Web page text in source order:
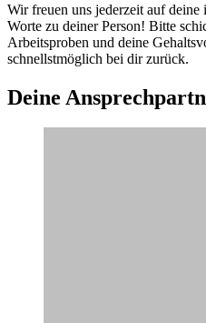
Wir freuen uns jederzeit auf
Worte zu deiner Person! Bitte
Arbeitsproben und deine
schnellstmöglich bei dir zurück.
Deine